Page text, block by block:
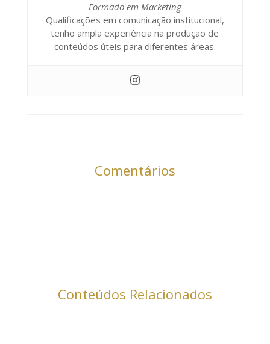
Formado em Marketing
Qualificações em comunicação institucional,
tenho ampla experiência na produção de
conteúdos úteis para diferentes áreas.
Comentários
Conteúdos Relacionados